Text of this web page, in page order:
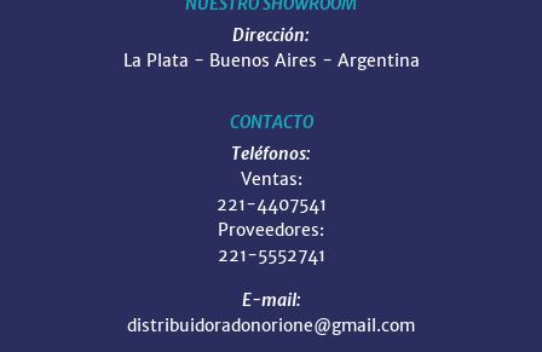
Dirección:
La Plata - Buenos Aires - Argentina
CONTACTO
Teléfonos:
Ventas:
221-4407541
Proveedores:
221-5552741
E-mail:
distribuidoradonorione@gmail.com